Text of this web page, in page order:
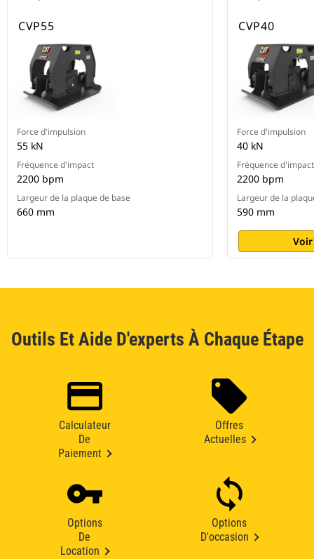
CVP55
Force d'impulsion
55 kN
Fréquence d'impact
2200 bpm
Largeur de la plaque de base
660 mm
CVP40
Force d'impulsion
40 kN
Fréquence d'impact
2200 bpm
Largeur de la
590 mm
Outils Et Aide D'experts À Chaque Étape
Calculateur
De
Paiement
Offres
Actuelles
Options
De
Location
Options
D'occasion